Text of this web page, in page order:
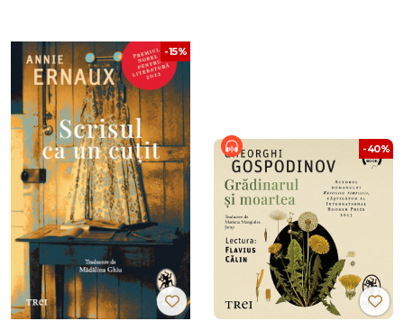
-15%
-40%